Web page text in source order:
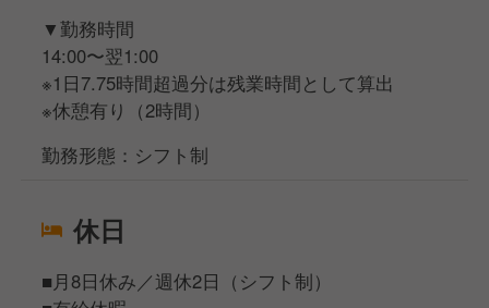
▼勤務時間
14:00〜翌1:00
※1日7.75時間超過分は残業時間として算出
※休憩有り（2時間）
勤務形態：シフト制
休日
■月8日休み／週休2日（シフト制）